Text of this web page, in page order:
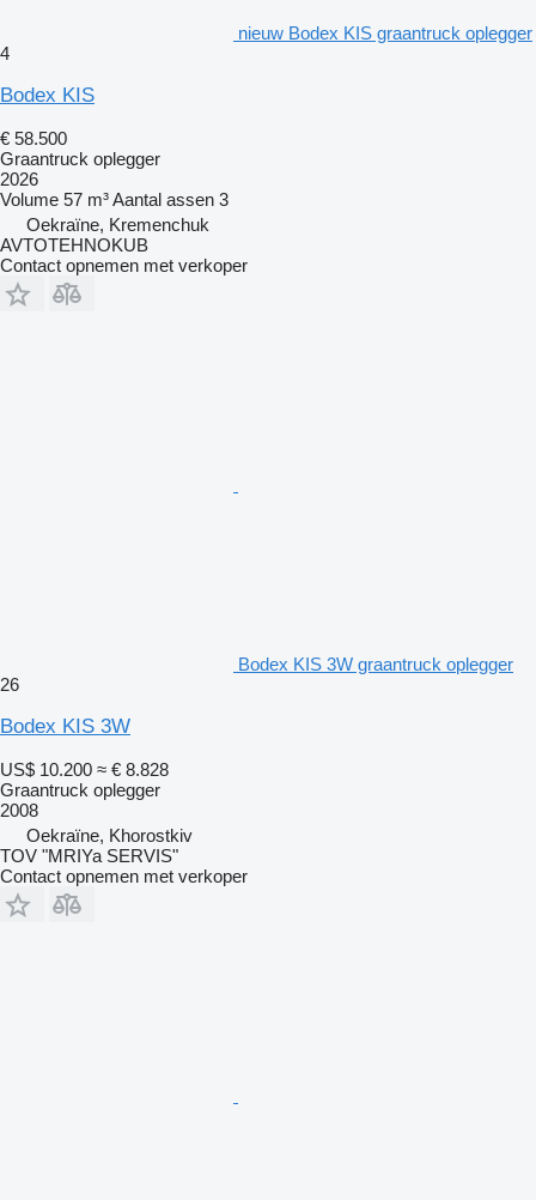
nieuw Bodex KIS graantruck oplegger
4
Bodex KIS
€ 58.500
Graantruck oplegger
2026
Volume 57 m³Aantal assen 3
Oekraïne, Kremenchuk
AVTOTEHNOKUB
Contact opnemen met verkoper
Bodex KIS 3W graantruck oplegger
26
Bodex KIS 3W
US$ 10.200 ≈ € 8.828
Graantruck oplegger
2008
Oekraïne, Khorostkiv
TOV "MRIYa SERVIS"
Contact opnemen met verkoper